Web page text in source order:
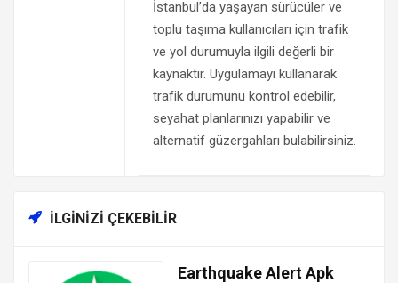
İstanbul’da yaşayan sürücüler ve
toplu taşıma kullanıcıları için trafik
ve yol durumuyla ilgili değerli bir
kaynaktır. Uygulamayı kullanarak
trafik durumunu kontrol edebilir,
seyahat planlarınızı yapabilir ve
alternatif güzergahları bulabilirsiniz.
İLGINIZI ÇEKEBILIR
Earthquake Alert Apk